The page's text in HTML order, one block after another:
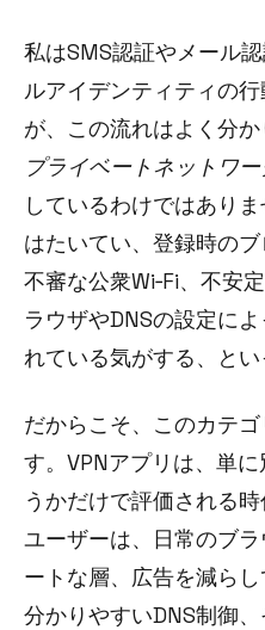
私はSMS認証やメール
ルアイデンティティの
が、この流れはよく分
プライベートネットワ
しているわけではあり
はたいてい、登録時のブ
不審な公衆Wi‑Fi、不安
ラウザやDNSの設定に
れている気がする、とい
だからこそ、このカテ
す。VPNアプリは、単
うかだけで評価される
ユーザーは、日常のブ
ートな層、広告を減らし
分かりやすいDNS制御